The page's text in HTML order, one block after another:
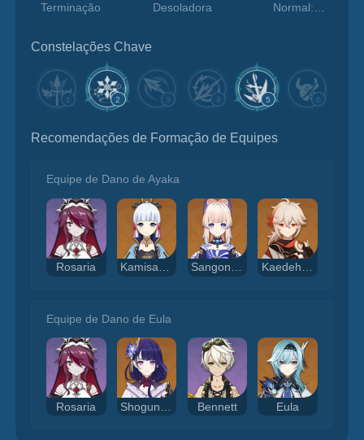
Terminação
Desoladora
Normal:
Constelações Chave
1 2 3 4 5 6
Recomendações de Formação de Equipes
Equipe de Dano de Ayaka
Rosaria
Equipe de Dano de Eula
Rosaria Bennett Eula